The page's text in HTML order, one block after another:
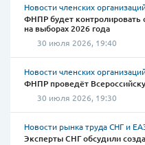
Новости членских
ФНПР будет контролировать
на выборах 2026 года
30 июля 2026, 19:40
Новости членских
ФНПР проведёт
30 июля 2026, 19:30
Новости рынка труда СНГ и
Эксперты СНГ обсудили